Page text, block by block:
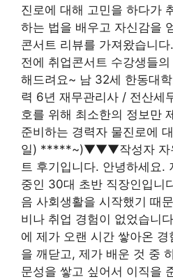
진로에 대해 고민을 하다가
하는 법을 배우고 자신감을
콘서트 리뷰를 가져왔습니
전에 취업콘서트 수강생들
해드려요~ 남 32세 한동대
력 6년 재무관리사 / 전산세
호를 위해 최소한의 정보만
준비하는 경력자 물진로에
일) *****~)▼▼▼작성자 자
트 후기입니다. 안녕하세요.
중인 30대 초반 직장인입니
음 사회생활을 시작했기 때
비나 취업 경험이 없었습니
에 제가 오랜 시간 쌓아온
을 깨닫고, 제가 배운 것 중
문성을 쌓고 싶어서 이직을